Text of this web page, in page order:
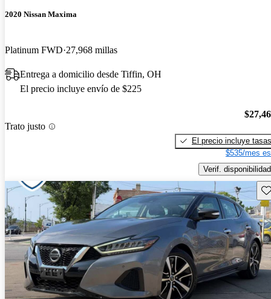
2020 Nissan Maxima
Platinum FWD 27,968 millas
Entrega a domicilio desde Tiffin, OH
El precio incluye envío de $225
Trato justo
El precio incluye tasas
$535/mes
Verif. disponibilidad